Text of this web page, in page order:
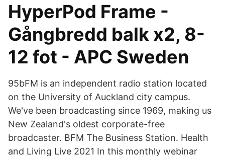
HyperPod Frame -
Gångbredd balk x2, 8-
12 fot - APC Sweden
95bFM is an independent radio station located
on the University of Auckland city campus.
We've been broadcasting since 1969, making us
New Zealand's oldest corporate-free
broadcaster. BFM The Business Station. Health
and Living Live 2021 In this monthly webinar